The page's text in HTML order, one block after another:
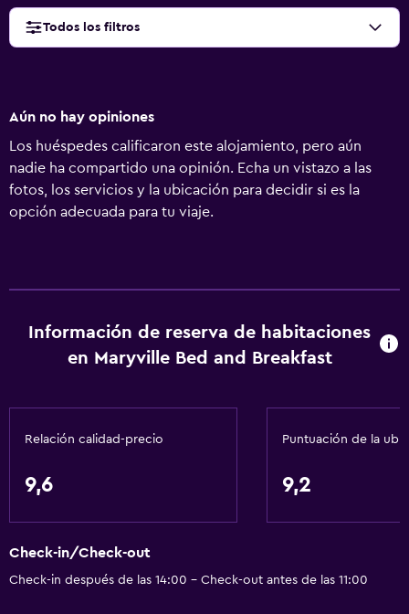
Todos los filtros
Aún no hay opiniones
Los huéspedes calificaron este alojamiento, pero aún
nadie ha compartido una opinión. Echa un vistazo a las
fotos, los servicios y la ubicación para decidir si es la
opción adecuada para tu viaje.
Información de reserva de habitaciones
en Maryville Bed and Breakfast
Relación calidad-precio
9,6
Puntuación de la
9,2
Check-in/Check-out
Check-in después de las 14:00 - Check-out antes de las 11:00